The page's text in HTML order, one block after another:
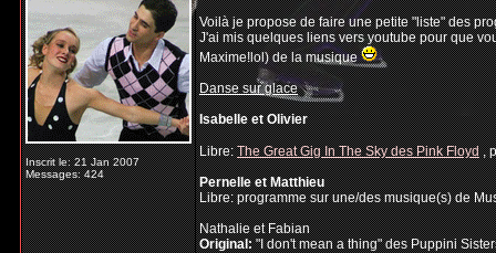
Inscrit le: 21 Jan 2007
Messages: 424
Voilà je propose de faire une petite "liste" des
J'ai mis quelques liens vers youtube pour que
Maxime!lol) de la musique
Danse sur glace
Isabelle et Olivier
Libre:The Great Gig In The Sky des Pink Floyd,
Pernelle et Matthieu
Libre: programme sur une/des musique(s) de
Nathalie et Fabian
Original:"I don't mean a thing" des Puppini